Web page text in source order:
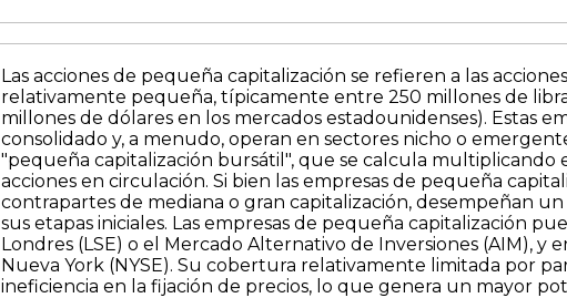
Las acciones de pequeña capitalización se refieren a las
relativamente pequeña, típicamente entre 250 millones de
millones de dólares en los mercados estadounidenses). Estas
consolidado y, a menudo, operan en sectores nicho o
"pequeña capitalización bursátil", que se calcula
acciones en circulación. Si bien las empresas de pequeña
contrapartes de mediana o gran capitalización, desempeñan
sus etapas iniciales. Las empresas de pequeña capitalización
Londres (LSE) o el Mercado Alternativo de Inversiones (AIM), y
Nueva York (NYSE). Su cobertura relativamente limitada por
ineficiencia en la fijación de precios, lo que genera un mayor